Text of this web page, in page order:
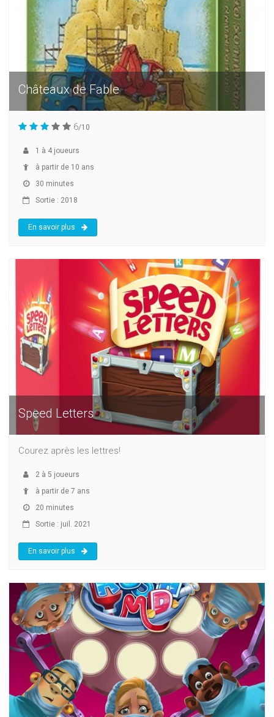
Châteaux de Fable
6/10
1 à 4 joueurs
à partir de 10 ans
30 minutes
Sortie : 2018
En savoir plus
Speed Letters
Courez après les lettres!
2 à 5 joueurs
à partir de 7 ans
20 minutes
Sortie : juil. 2021
En savoir plus